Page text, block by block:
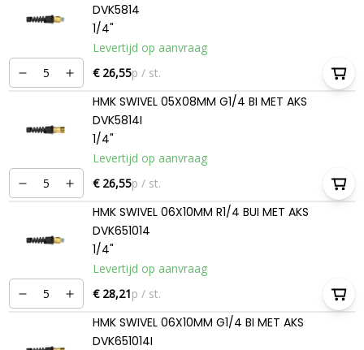
DVK5814
1/4"
Levertijd op aanvraag
€ 26,55p / st.
HMK SWIVEL 05X08MM G1/4 BI MET AKS
DVK5814I
1/4"
Levertijd op aanvraag
€ 26,55p / st.
HMK SWIVEL 06X10MM R1/4 BUI MET AKS
DVK651014
1/4"
Levertijd op aanvraag
€ 28,21p / st.
HMK SWIVEL 06X10MM G1/4 BI MET AKS
DVK651014I